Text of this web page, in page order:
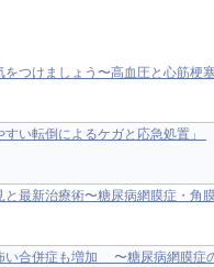
つけましょう〜高血圧と心筋梗
い転倒によるケガと応急処置」
最新治療術〜糖尿病網膜症・角
い合併症も増加 〜糖尿病網膜症